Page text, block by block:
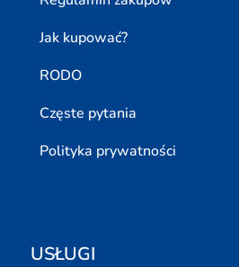
Jak kupować?
RODO
Częste pytania
Polityka prywatności
USŁUGI